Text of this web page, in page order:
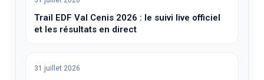
Trail EDF Val Cenis 2026 : le suivi live officiel
et les résultats en direct
31 juillet 2026